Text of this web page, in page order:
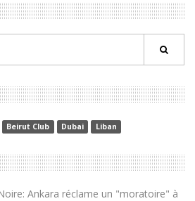
Beirut Club Dubai Liban
Ankara réclame un "moratoire" à